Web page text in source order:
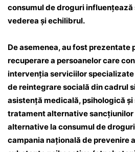
consumul de droguri
vederea și echilibrul.
De asemenea, au fost prezentate
recuperare a persoanelor care
intervenția serviciilor specializate
de reintegrare socială din cadrul
asistență medicală, psihologică și
tratament alternative
alternative la consumul de
campania națională de prevenire